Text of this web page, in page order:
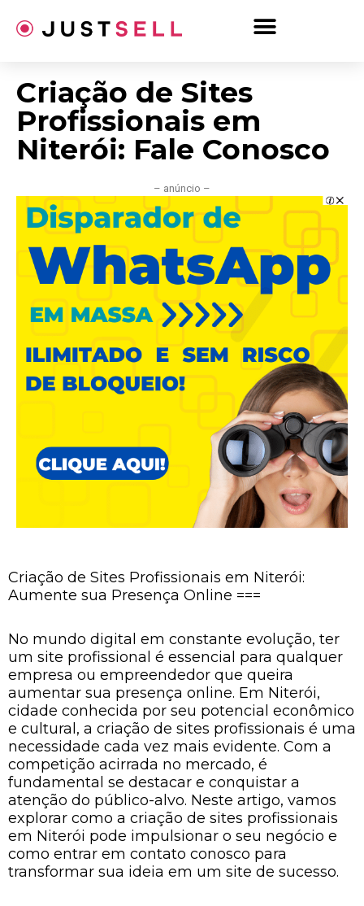
para
Criação de Sites
Profissionais em
Niterói: Fale Conosco
– anúncio –
Criação de Sites Profissionais em Niterói:
Aumente sua Presença Online ===
No mundo digital em constante evolução, ter
um site profissional é essencial para qualquer
empresa ou empreendedor que queira
aumentar sua presença online. Em Niterói,
cidade conhecida por seu potencial econômico
e cultural, a criação de sites profissionais é uma
necessidade cada vez mais evidente. Com a
competição acirrada no mercado, é
fundamental se destacar e conquistar a
atenção do público-alvo. Neste artigo, vamos
explorar como a criação de sites profissionais
em Niterói pode impulsionar o seu negócio e
como entrar em contato conosco para
transformar sua ideia em um site de sucesso.